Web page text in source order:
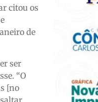
citou os
de
ser
“O
[no